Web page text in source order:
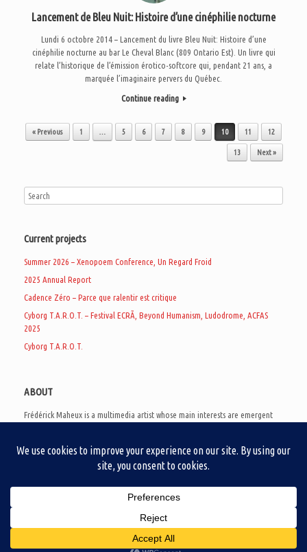
Lancement de Bleu Nuit: Histoire d’une cinéphilie nocturne
Lundi 6 octobre 2014 – Lancement du livre Bleu Nuit: Histoire d’une
cinéphilie nocturne au bar Le Cheval Blanc (809 Ontario Est). Un livre qui
relate l’historique de l’émission érotico-softcore qui, pendant 21 ans, a
marquée l’imaginaire pervers du Québec.
Continue reading
Post navigation
« Previous 1 … 5 6 7 8 9 10 11 12
13 Next »
Current projects
Summer 2026 – Xenopoem Conference, Un Regard Froid
2025 Annual Report
Cadence Zéro – Parce que ralentir est critique
Cyborg T.A.R.O.T. – Festival ECRÃ, Beyond Humanism, Ludodrome, ACFAS
2025
Cyborg T.A.R.O.T.
ABOUT
Frédérick Maheux is a multimedia artist whose main interests are emergent
creates noisy video games, produces industrial music under Un Regard Froid,
and practices the art of analogic collages. He is currently a doctoral student
creation as a research methodology to study noise.